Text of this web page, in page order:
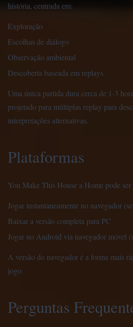
história, centrada em:
Exploração
Escolhas de diálogo
Observação ambiental
Descoberta baseada em replays
Uma única partida dura cerca de 1-3
projetado para múltiplas replay para
interpretações alternativas.
Plataformas
You Make This House a Home pode
Jogar instantaneamente no navegador
Baixar a versão completa para PC
Jogar no Android via navegador móvel
A versão do navegador é a forma mais
jogo.
Perguntas